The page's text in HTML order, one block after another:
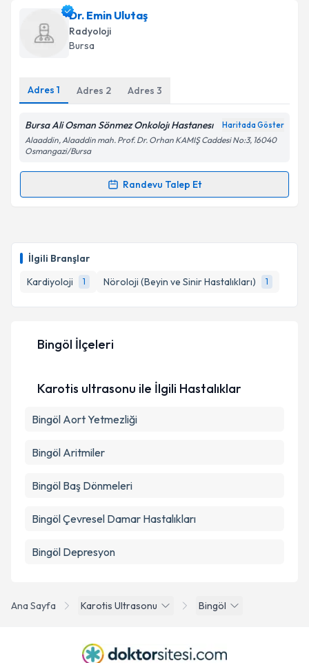
İlgili Branşlar
Kardiyoloji
1 Nöroloji (Beyin ve Sinir Hastalıkları) 1
Takvim Talebini Gönder
Dr. Zehra Uysaliçin randevu takvimi talebi oluşturun.
Size bu uzmandan randevu almanız için bir takvim
hazırlandığında e-posta ile bilgilendireceğiz.
Kişisel verilerimin işlenmesine ilişkinAydınlatma
Metni'ni okudum ve kişisel verilerimin belirtilen
Dr. Emin Ulutaş
Radyoloji
Bursa
Adres 1 Adres 2 Adres 3
Bursa Ali Osman Sönmez Onkolojı Hastanesı Haritada Göster
Alaaddin, Alaaddin mah. Prof. Dr. Orhan KAMIŞ Caddesi No:3, 16040
Osmangazi/Bursa
Randevu Talep Et
Randevu Takvimi Talebi
hazırlandığında e-posta ile bilgilendireceğiz.
E-posta Adresiniz
kapsamda işlenmesini kabul ediyorum.
Ana Sayfa Karotis Ultrasonu Bingöl
Bingöl İlçeleri
Karotis ultrasonu ile İlgili Hastalıklar
Bingöl Aort Yetmezliği
Bingöl Aritmiler
Bingöl Baş Dönmeleri
Bingöl Çevresel Damar Hastalıkları
Bingöl Depresyon